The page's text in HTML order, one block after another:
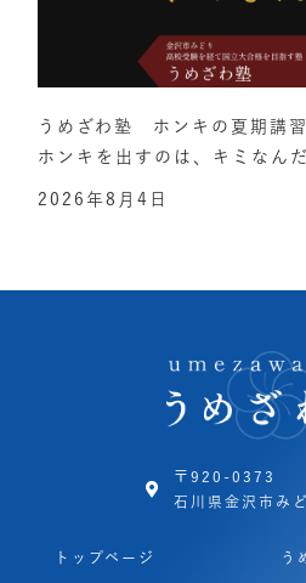
うめざわ塾 ホンキの夏期
ホンキを出すのは、キミなんだ
2026年8月4日
〒920-0373
石川県金沢市み
トップページ う